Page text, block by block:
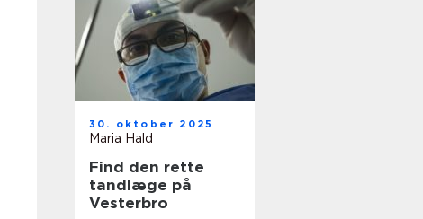
30. oktober 2025
Maria Hald
Find den rette
tandlæge på
Vesterbro